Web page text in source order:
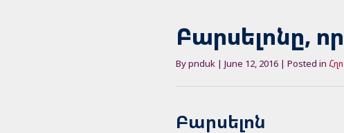
Բարսելոնը,
By pnduk | June 12, 2016 | Posted in
Բարսելոն